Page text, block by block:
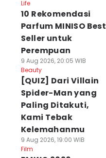
Life
10 Rekomendasi
Parfum MINISO Best
Seller untuk
Perempuan
9 Aug 2026, 20:05 WIB
Beauty
[QUIZ] Dari Villain
Spider-Man yang
Paling Ditakuti,
Kami Tebak
Kelemahanmu
9 Aug 2026, 19:00 WIB
Film